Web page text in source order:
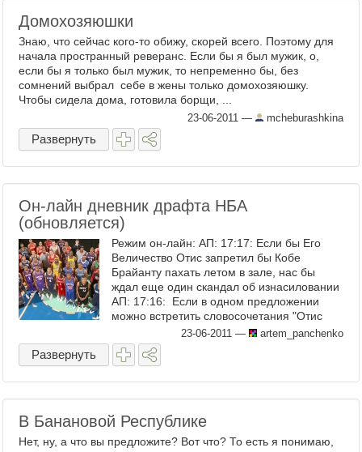
Домохозяюшки
Знаю, что сейчас кого-то обижу, скорей всего. Поэтому для
начала пространный реверанс. Если бы я был мужик, о,
если бы я только был мужик, то непременно бы, без
сомнений выбрал себе в жены только домохозяюшку.
Чтобы сидела дома, готовила борщи, ...
23-06-2011 — mcheburashkina
Развернуть
Он-лайн дневник драфта НБА
(обновляется)
Режим он-лайн: АП: 17:17: Если бы Его
Величество Отис запретил бы Кобе
Брайанту пахать летом в зале, нас бы
ждал еще один скандал об изнасиловании
АП: 17:16: Если в одном предложении
можно встретить словосочетания "Отис
23-06-2011 — artem_panchenko
Развернуть
В Банановой Республике
Нет, ну, а что вы предложите? Вот что? То есть я понимаю,